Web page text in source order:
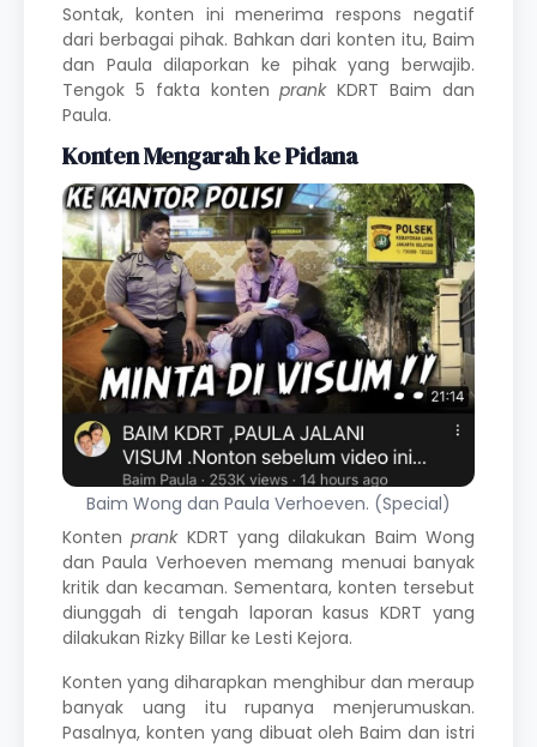
Sontak, konten ini menerima respons negatif
dari berbagai pihak. Bahkan dari konten itu, Baim
dan Paula dilaporkan ke pihak yang berwajib.
Tengok 5 fakta kontenprankKDRT Baim dan
Paula.
Konten Mengarah ke Pidana
Baim Wong dan Paula Verhoeven. (Special)
Kontenprank KDRT yang dilakukan Baim Wong
dan Paula Verhoeven memang menuai banyak
kritik dan kecaman. Sementara, konten tersebut
diunggah di tengah laporan kasus KDRT yang
dilakukan Rizky Billar ke Lesti Kejora.
Konten yang diharapkan menghibur dan meraup
banyak uang itu rupanya menjerumuskan.
Pasalnya, konten yang dibuat oleh Baim dan istri